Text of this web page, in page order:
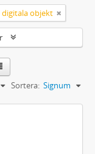
digitala objekt
Sortera: Signum